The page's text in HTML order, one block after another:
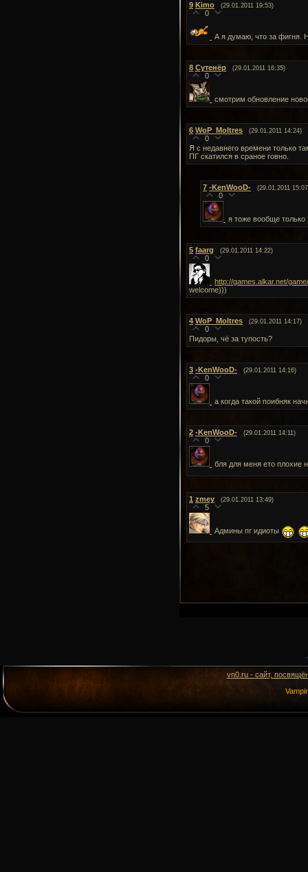
9 Kimo (29.01.2011 19:53)
0
А я думаю, что за фигня.
8 Сутенёр (29.01.2011 16:35)
0
смотрим обновление
6 WoP_Moltres (29.01.2011 14:24)
0
Я с недавнего времени только
ПГ скатился в сраное говно.
7 -KenWooD- (29.01.2011
0
я тоже вообще
5 faarg (29.01.2011 14:22)
0
http://games.alkar.net/
welcome)))
4 WoP_Moltres (29.01.2011 14:17)
0
Пидоры, чё за тупость?
3 -KenWooD- (29.01.2011 14:16)
0
а когда такой поибняк
2 -KenWooD- (29.01.2011 14:11)
0
бля для меня ето плохие
1 zmey (29.01.2011 13:49)
5
Админы пг идиоты
vn0.ru - сайт,